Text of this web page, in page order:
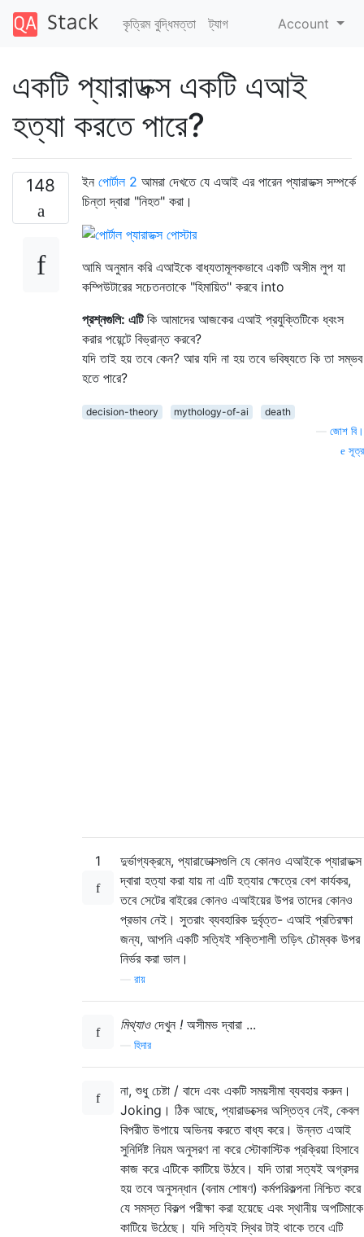
কৃত্রিম বুদ্ধিমত্তা ট্যাগ Account
একটি প্যারাডক্স একটি এআই
হত্যা করতে পারে?
148 ইন পোর্টাল 2 আমরা দেখতে যে এআই এর পারেন প্যারাডক্স সম্পর্কে
চিন্তা দ্বারা "নিহত" করা।
আমি অনুমান করি এআইকে বাধ্যতামূলকভাবে একটি অসীম লুপ যা
কম্পিউটারের সচেতনতাকে "হিমায়িত" করবে into
প্রশ্নগুলি: এটিকি আমাদের আজকের এআই প্রযুক্তিটিকে ধ্বংস
করার পয়েন্টে বিভ্রান্ত করবে?
যদি তাই হয় তবে কেন? আর যদি না হয় তবে ভবিষ্যতে কি তা সম্ভব
হতে পারে?
decision-theory mythology-of-ai
death
জোশ বি।
সূত্র
1
দুর্ভাগ্যক্রমে, প্যারাডোক্সগুলি যে কোনও এআইকে প্যারাডক্স
দ্বারা হত্যা করা যায় না এটি হত্যার ক্ষেত্রে বেশ কার্যকর,
তবে সেটের বাইরের কোনও এআইয়ের উপর তাদের কোনও
প্রভাব নেই। সুতরাং ব্যবহারিক দুর্বৃত্ত- এআই প্রতিরক্ষা
জন্য, আপনি একটি সত্যিই শক্তিশালী তড়িৎ চৌম্বক উপর
নির্ভর করা ভাল।
রায়
মিথ্যাওদেখুন ! অসীমভ দ্বারা ...
হিদার
না, শুধু চেষ্টা / বাদে এবং একটি সময়সীমা ব্যবহার করুন।
Joking। ঠিক আছে, প্যারাডক্সের অস্তিত্ব নেই, কেবল
বিপরীত উপায়ে অভিনয় করতে বাধ্য করে। উন্নত এআই
সুনির্দিষ্ট নিয়ম অনুসরণ না করে স্টোকাস্টিক প্রক্রিয়া হিসাবে
কাজ করে এটিকে কাটিয়ে উঠবে। যদি তারা সত্যই অগ্রসর
হয় তবে অনুসন্ধান (বনাম শোষণ) কর্মপরিকল্পনা নিশ্চিত করে
যে সমস্ত বিকল্প পরীক্ষা করা হয়েছে এবং স্থানীয় অপটিমাকে
কাটিয়ে উঠেছে। যদি সত্যিই স্থির টাই থাকে তবে এটি